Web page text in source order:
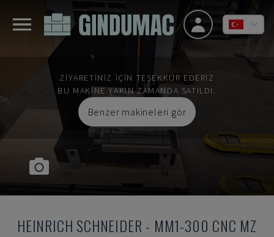
ZIYARETINIZ IÇIN TEŞEKKÜR EDERIZ
BU MAKINE YAKIN ZAMANDA SATILDI.
Benzer makineleri gör
HEINRICH SCHNEIDER - MM1-300 CNC MZ